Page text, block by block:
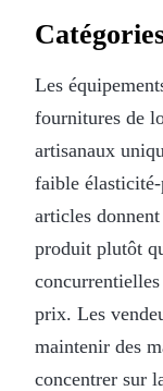
Les
fournitures de
artisanaux
faible
articles
produit plutôt
prix. Les
maintenir des
concentrer sur